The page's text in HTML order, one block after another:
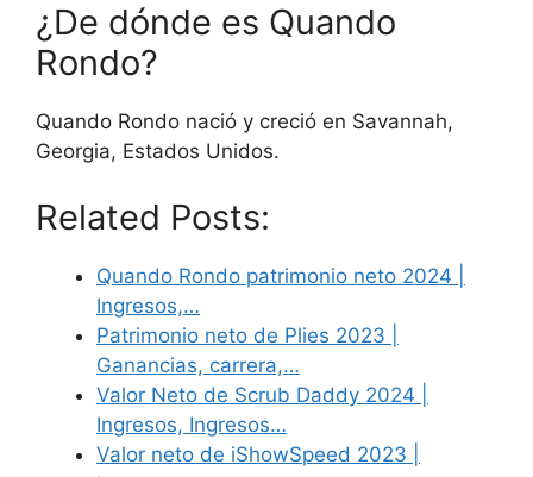
¿De dónde es Quando
Rondo?
Quando Rondo nació y creció en Savannah,
Georgia, Estados Unidos.
Related Posts:
Quando Rondo patrimonio neto 2024 |
Ingresos,…
Patrimonio neto de Plies 2023 |
Ganancias, carrera,…
Valor Neto de Scrub Daddy 2024 |
Ingresos, Ingresos…
Valor neto de iShowSpeed 2023 |